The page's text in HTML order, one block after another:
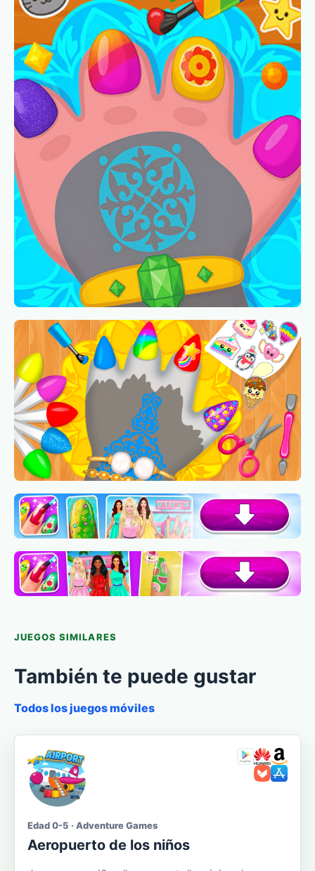
JUEGOS SIMILARES
También te puede gustar
Todos los juegos móviles
Edad 0-5 · Adventure Games
Aeropuerto de los niños